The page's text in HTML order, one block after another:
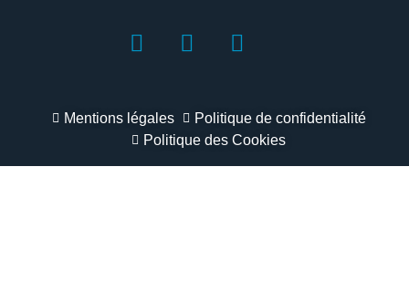
Mentions légales
Politique de confidentialité
Politique des Cookies